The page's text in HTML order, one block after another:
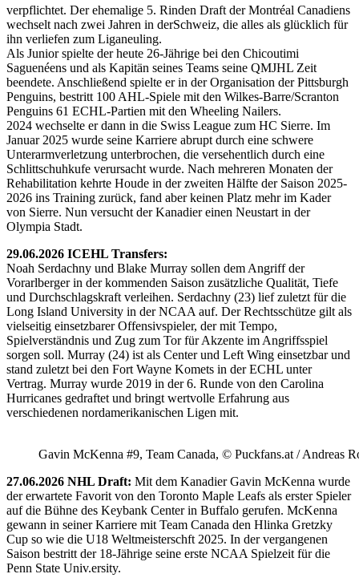
verpflichtet. Der ehemalige 5. Rinden Draft der Montréal Canadiens
wechselt nach zwei Jahren in derSchweiz, die alles als glücklich für
ihn verliefen zum Liganeuling.
Als Junior spielte der heute 26-Jährige bei den Chicoutimi
Saguenéens und als Kapitän seines Teams seine QMJHL Zeit
beendete. Anschließend spielte er in der Organisation der Pittsburgh
Penguins, bestritt 100 AHL-Spiele mit den Wilkes-Barre/Scranton
Penguins 61 ECHL-Partien mit den Wheeling Nailers.
2024 wechselte er dann in die Swiss League zum HC Sierre. Im
Januar 2025 wurde seine Karriere abrupt durch eine schwere
Unterarmverletzung unterbrochen, die versehentlich durch eine
Schlittschuhkufe verursacht wurde. Nach mehreren Monaten der
Rehabilitation kehrte Houde in der zweiten Hälfte der Saison 2025-
2026 ins Training zurück, fand aber keinen Platz mehr im Kader
von Sierre. Nun versucht der Kanadier einen Neustart in der
Olympia Stadt.
29.06.2026 ICEHL Transfers:
Noah Serdachny und Blake Murray sollen dem Angriff der
Vorarlberger in der kommenden Saison zusätzliche Qualität, Tiefe
und Durchschlagskraft verleihen. Serdachny (23) lief zuletzt für die
Long Island University in der NCAA auf. Der Rechtsschütze gilt als
vielseitig einsetzbarer Offensivspieler, der mit Tempo,
Spielverständnis und Zug zum Tor für Akzente im Angriffsspiel
sorgen soll. Murray (24) ist als Center und Left Wing einsetzbar und
stand zuletzt bei den Fort Wayne Komets in der ECHL unter
Vertrag. Murray wurde 2019 in der 6. Runde von den Carolina
Hurricanes gedraftet und bringt wertvolle Erfahrung aus
verschiedenen nordamerikanischen Ligen mit.
Gavin McKenna #9, Team Canada, © Puckfans.at / Andreas
27.06.2026 NHL Draft: Mit dem Kanadier Gavin McKenna wurde
der erwartete Favorit von den Toronto Maple Leafs als erster Spieler
auf die Bühne des Keybank Center in Buffalo gerufen. McKenna
gewann in seiner Karriere mit Team Canada den Hlinka Gretzky
Cup so wie die U18 Weltmeisterschft 2025. In der vergangenen
Saison bestritt der 18-Jährige seine erste NCAA Spielzeit für die
Penn State Univ.ersity.